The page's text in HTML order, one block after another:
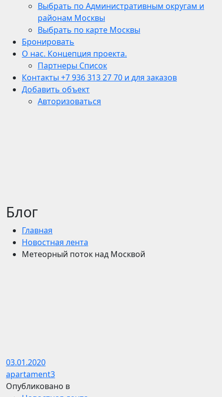
Выбрать по Административным округам и
районам Москвы
Выбрать по карте Москвы
Бронировать
О нас. Концепция проекта.
Партнеры Список
Контакты +7 936 313 27 70 и для заказов
Добавить объект
Авторизоваться
Блог
Главная
Новостная лента
Метеорный поток над Москвой
03.01.2020
apartament3
Опубликовано в